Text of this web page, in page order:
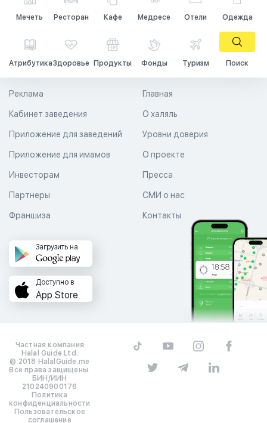
Мечеть Ресторан Кафе Медресе Отели Одежда
АтрибутикаЗдоровье Продукты Фонды Туризм Поиск
Главная
О халяль
Уровни доверия
Реклама
Кабинет заведения
Приложение для заведений
Приложение для имамов О проекте
Пресса
СМИ о нас
Контакты
Инвесторам
Партнеры
Франшиза
Загрузить на
Доступно в
App Store
Частная компания
Halal Guide Ltd.
© 2018 HalalGuide.me
Все права защищены.
БИН/ИИН
210240900176
Политика
конфиденциальности
Пользовательское
соглашение